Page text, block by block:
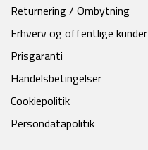
Returnering / Ombytning
Erhverv og offentlige kunder
Prisgaranti
Handelsbetingelser
Cookiepolitik
Persondatapolitik